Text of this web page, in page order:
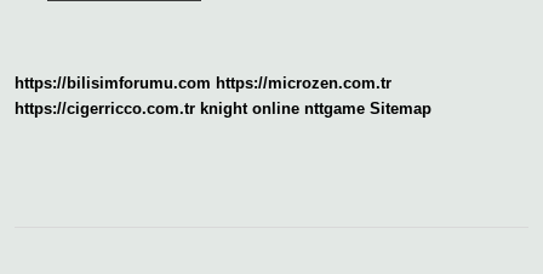
Geçerli
https://bilisimforumu.com https://microzen.com.tr
https://cigerricco.com.tr knight online nttgame Sitemap